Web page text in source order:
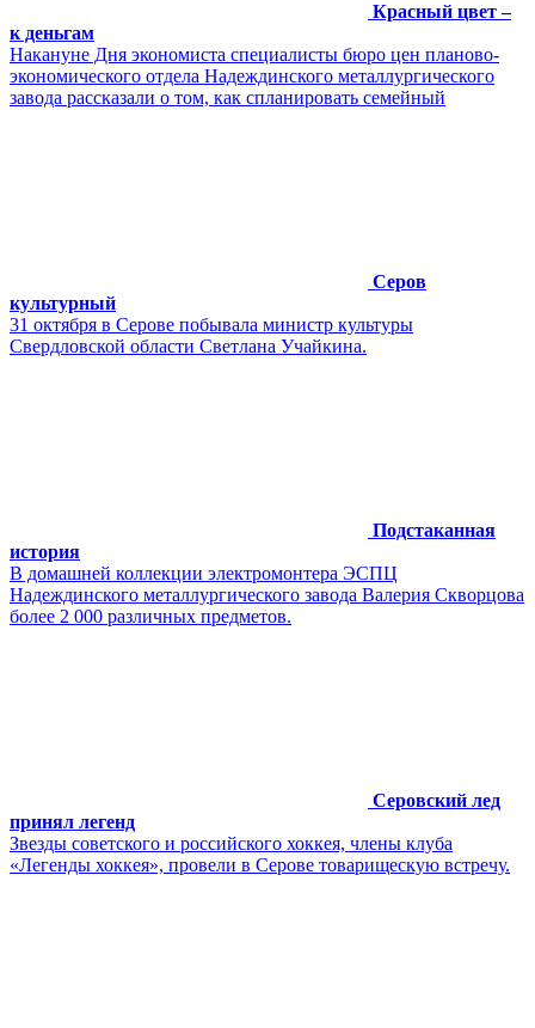
Красный цвет –
к деньгам
Накануне Дня экономиста специалисты бюро цен планово-
экономического отдела Надеждинского металлургического
завода рассказали о том, как спланировать семейный
Серов
культурный
31 октября в Серове побывала министр культуры
Свердловской области Светлана Учайкина.
Подстаканная
история
В домашней коллекции электромонтера ЭСПЦ
Надеждинского металлургического завода Валерия Скворцова
более 2 000 различных предметов.
Серовский лед
принял легенд
Звезды советского и российского хоккея, члены клуба
«Легенды хоккея», провели в Серове товарищескую встречу.